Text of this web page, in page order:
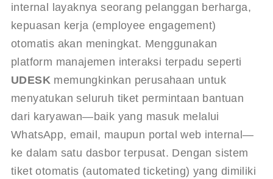
internal layaknya seorang pelanggan berharga,
kepuasan kerja (employee engagement)
otomatis akan meningkat. Menggunakan
platform manajemen interaksi terpadu seperti
UDESK memungkinkan perusahaan untuk
menyatukan seluruh tiket permintaan bantuan
dari karyawan—baik yang masuk melalui
WhatsApp, email, maupun portal web internal—
ke dalam satu dasbor terpusat. Dengan sistem
tiket otomatis (automated ticketing) yang dimiliki